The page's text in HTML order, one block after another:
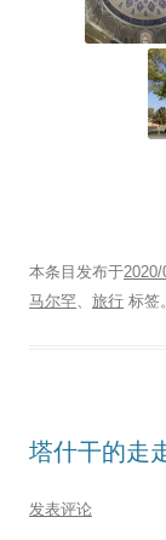
本条目发布于2020/
马尔罕、 旅行 标签。
塔什干的走
发表评论